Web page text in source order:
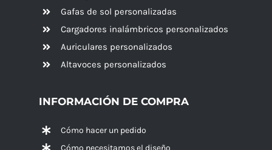
Gafas de sol personalizadas
Cargadores inalámbricos personalizados
Auriculares personalizados
Altavoces personalizados
INFORMACIÓN DE COMPRA
Cómo hacer un pedido
Cómo necesitamos el diseño